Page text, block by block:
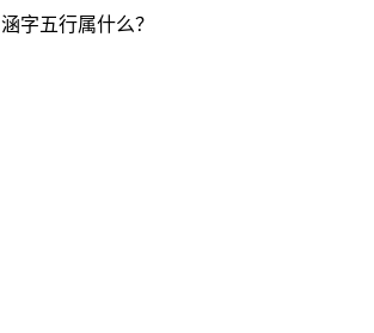
涵字五行属什么？